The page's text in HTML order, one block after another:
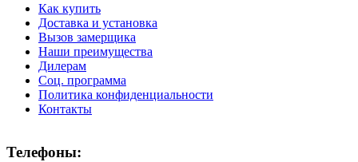
Как купить
Доставка и установка
Вызов замерщика
Наши преимущества
Дилерам
Соц. программа
Политика конфиденциальности
Контакты
Телефоны: